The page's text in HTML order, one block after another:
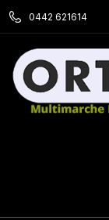
0442 621614